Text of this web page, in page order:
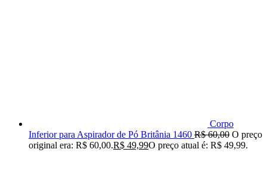
Corpo
Inferior para Aspirador de Pó Britânia 1460 R$60,00 O preço
original era: R$ 60,00.R$ 49,99O preço atual é: R$ 49,99.